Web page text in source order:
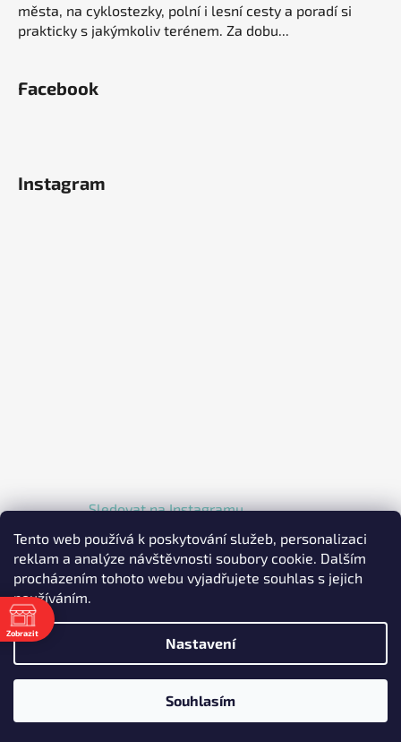
Tento web používá k poskytování služeb, personalizaci
reklam a analýze návštěvnosti soubory cookie. Dalším
procházením tohoto webu vyjadřujete souhlas s jejich
používáním.
Nastavení
Souhlasím
města, na cyklostezky, polní i lesní cesty a poradí si
prakticky s jakýmkoliv terénem. Za dobu...
Facebook
Instagram
Sledovat na Instagramu
Vytvořil Shoptet
Copyright 2026EKOLKA.CZ - Elektrické jednokolky a
. Všechna práva vyhrazena.
cookies
Zobrazit